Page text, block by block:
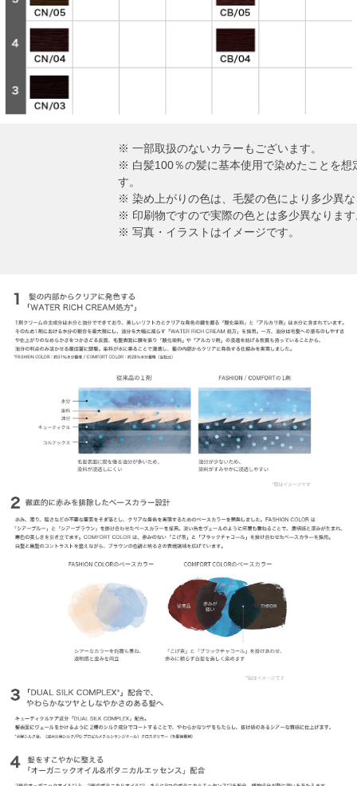
※ 一部取扱のないカラーもございます。
※ 白髪100％の髪に基本使用で染めたことを想
す。
※ 染め上がりの色は、毛髪の色により多少異
※ 印刷物ですので実際の色とは多少異なりま
※ 写真・イラストはイメージです。